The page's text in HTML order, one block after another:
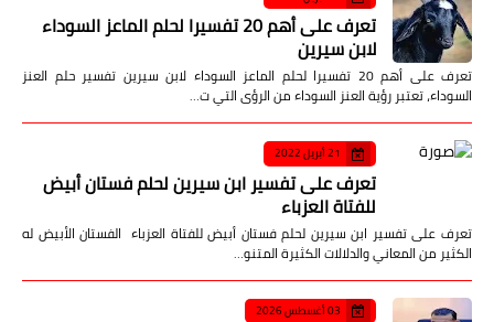
تعرف على أهم 20 تفسيرا لحلم الماعز السوداء
لابن سيرين
تعرف على أهم 20 تفسيرا لحلم الماعز السوداء لابن سيرين تفسير حلم العنز
السوداء، تعتبر رؤية العنز السوداء من الرؤى التي ت…
21 أبريل 2022
تعرف على تفسير ابن سيرين لحلم فستان أبيض
للفتاة العزباء
تعرف على تفسير ابن سيرين لحلم فستان أبيض للفتاة العزباء الفستان الأبيض له
الكثير من المعاني والدلالات الكثيرة المتنو…
03 أغسطس 2026